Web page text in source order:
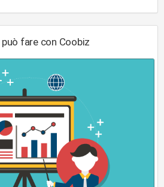
può fare con Coobiz